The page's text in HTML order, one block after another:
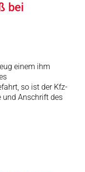
bei
einem ihm
so ist der Kfz-
und Anschrift des